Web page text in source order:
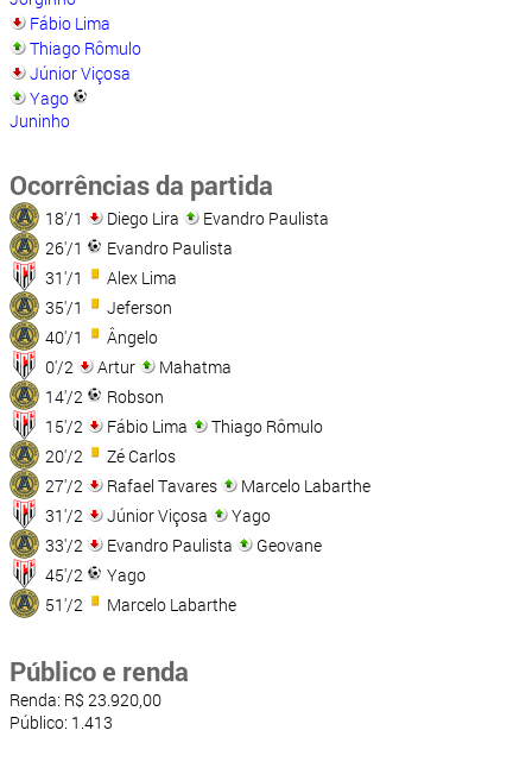
Fábio Lima
Thiago Rômulo
Júnior Viçosa
Yago
Juninho
Ocorrências da partida
18'/1 Diego Lira
Evandro Paulista
26'/1
Evandro Paulista
31'/1
Alex Lima
35'/1
Jeferson
40'/1
Ângelo
0'/2
Artur
Mahatma
14'/2
Robson
15'/2
Fábio Lima
Thiago Rômulo
20'/2
Zé Carlos
27'/2
Rafael Tavares
Marcelo Labarthe
31'/2
Júnior Viçosa
Yago
33'/2
Evandro Paulista
Geovane
45'/2
Yago
51'/2
Marcelo Labarthe
Público e renda
Renda: R$ 23.920,00
Público: 1.413